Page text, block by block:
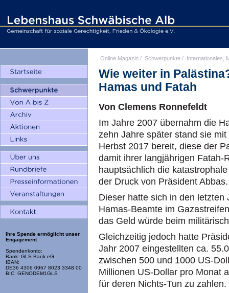
Ihre Spende ermöglicht unser
Engagement
Spendenkonto:
Bank: GLS Bank eG
IBAN:
DE36 4306 0967 8023 3348 00
BIC: GENODEM1GLS
Online Magazin / Schwerpunkte / Internationales,
Wie weiter in
Hamas und Fatah
Von Clemens Ronnefeldt
Im Jahre 2007 übernahm die
zehn Jahre später stand sie
Herbst 2017 bereit, diese der
damit ihrer langjährigen Fatah-
hauptsächlich die
der Druck von Präsident Abbas.
Dieser hatte sich in den
Hamas-Beamte im
das Geld würde beim
Gleichzeitig jedoch hatte
Jahr 2007 eingestellten ca.
zwischen 500 und 1000 US-
Millionen US-Dollar pro Monat
für deren Nichts-Tun zu zahlen.